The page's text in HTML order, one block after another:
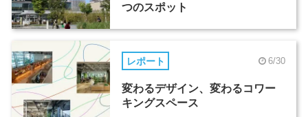
つのスポット
レポート 6/30
変わるデザイン、変わるコワー
キングスペース